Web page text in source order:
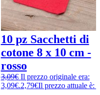
10 pz Sacchetti di
cotone 8 x 10 cm -
rosso
3,09€ Il prezzo originale era:
3,09€.2,79€Il prezzo attuale è: